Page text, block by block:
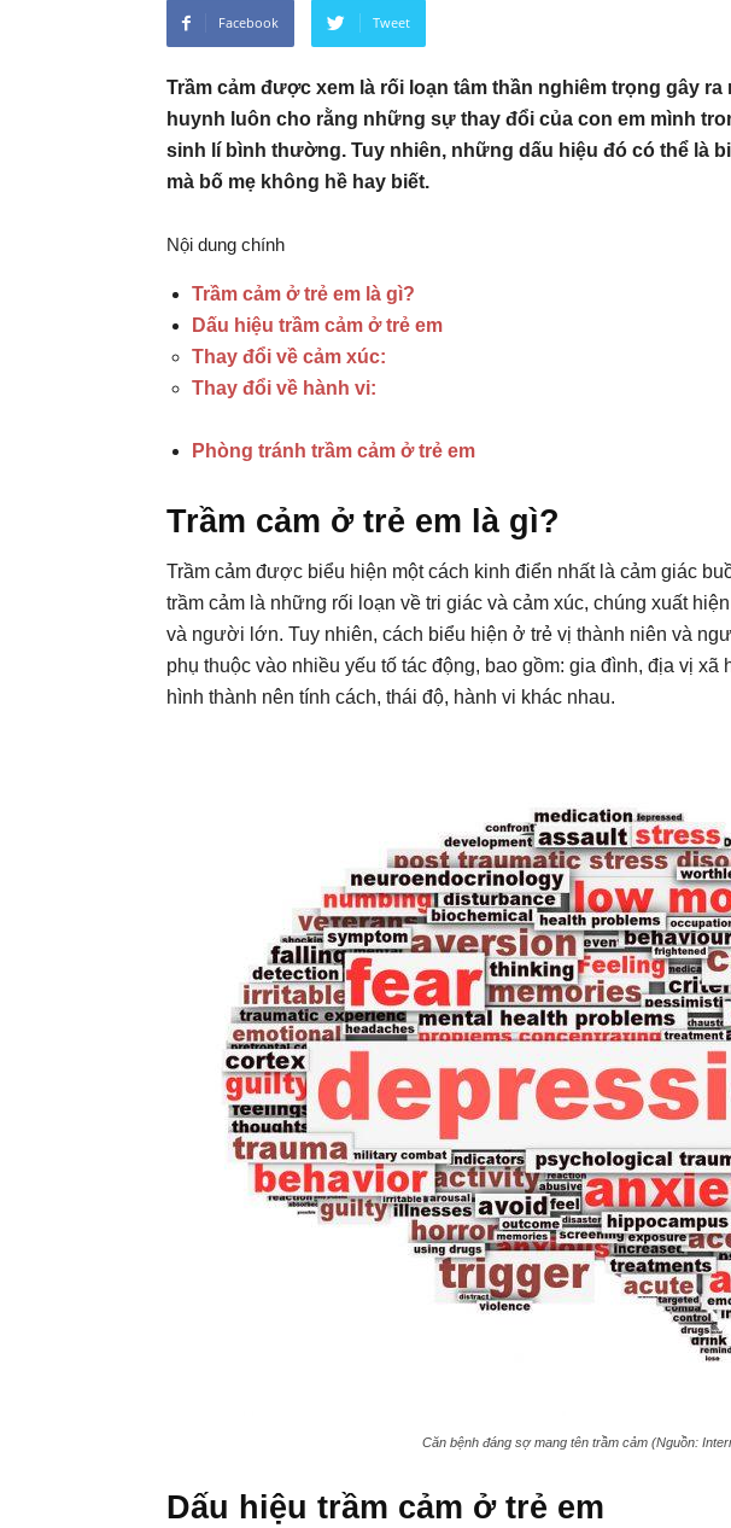
Facebook Tweet
Trầm cảm được xem là rối loạn tâm thần nghiêm trọng gây
huynh luôn cho rằng những sự thay đổi của con em mình
sinh lí bình thường. Tuy nhiên, những dấu hiệu đó có thể là
mà bố mẹ không hề hay biết.
Nội dung chính
Trầm cảm ở trẻ em là gì?
Dấu hiệu trầm cảm ở trẻ em
Thay đổi về cảm xúc:
Thay đổi về hành vi:
Phòng tránh trầm cảm ở trẻ em
Trầm cảm ở trẻ em là gì?
Trầm cảm được biểu hiện một cách kinh điển nhất là cảm giác
trầm cảm là những rối loạn về tri giác và cảm xúc, chúng xuất
và người lớn. Tuy nhiên, cách biểu hiện ở trẻ vị thành niên và
phụ thuộc vào nhiều yếu tố tác động, bao gồm: gia đình, địa vị
hình thành nên tính cách, thái độ, hành vi khác nhau.
Căn bệnh đáng sợ mang tên trầm cảm (Nguồn:
Dấu hiệu trầm cảm ở trẻ em